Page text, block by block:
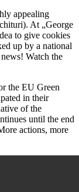
appealing
At „George
to give cookies
up by a national
Watch the
the EU Green
in their
of the
until the end
actions, more